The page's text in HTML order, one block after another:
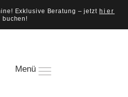
Exklusive Beratung – jetzt hier
buchen!
Menü